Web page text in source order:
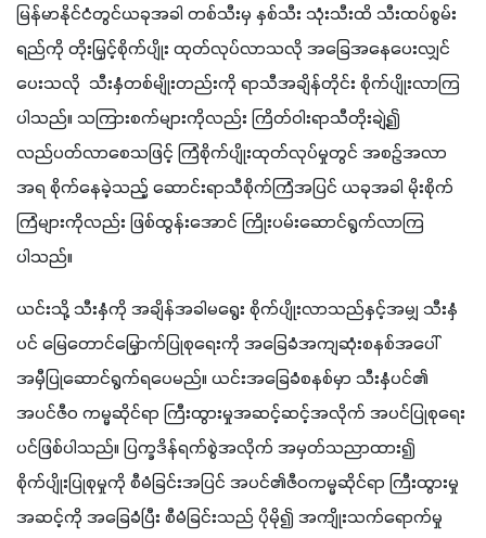
မြန်မာနိုင်ငံတွင်ယခုအခါ တစ်သီးမှ နှစ်သီး သုံးသီးထိ သီးထပ်စွမ်း
ရည်ကို တိုးမြှင့်စိုက်ပျိုး ထုတ်လုပ်လာသလို အခြေအနေပေးလျှင်
ပေးသလို  သီးနှံတစ်မျိုးတည်းကို ရာသီအချိန်တိုင်း စိုက်ပျိုးလာကြ
ပါသည်။ သကြားစက်များကိုလည်း ကြိတ်ဝါးရာသီတိုးချဲ့၍
လည်ပတ်လာစေသဖြင့် ကြံစိုက်ပျိုးထုတ်လုပ်မှုတွင် အစဥ်အလာ
အရ စိုက်နေခဲ့သည့် ဆောင်းရာသီစိုက်ကြံအပြင် ယခုအခါ မိုးစိုက်
ကြံများကိုလည်း ဖြစ်ထွန်းအောင် ကြိုးပမ်းဆောင်ရွက်လာကြ
ပါသည်။
ယင်းသို့ သီးနှံကို အချိန်အခါမရွေး စိုက်ပျိုးလာသည်နှင့်အမျှ သီးနှံ
ပင် မြေတောင်မြှောက်ပြုစုရေးကို အခြေခံအကျဆုံးစနစ်အပေါ်
အမှီပြုဆောင်ရွက်ရပေမည်။ ယင်းအခြေခံစနစ်မှာ သီးနှံပင်၏
အပင်ဇီဝ ကမ္မဆိုင်ရာ ကြီးထွားမှုအဆင့်ဆင့်အလိုက် အပင်ပြုစု‌ရေး
ပင်ဖြစ်ပါသည်။ ပြက္ခဒိန်ရက်စွဲအလိုက် အမှတ်သညာထား၍
စိုက်ပျိုးပြုစုမှုကို စီမံခြင်းအပြင် အပင်၏ဇီဝကမ္မဆိုင်ရာ ကြီးထွားမှု
အဆင့်ကို အခြေခံပြီး စီမံခြင်းသည် ပိုမို၍ အကျိုးသက်ရောက်မှု